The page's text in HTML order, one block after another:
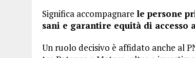
Significa accompagnare le persone
sani e garantire equità di accesso
Un ruolo decisivo è affidato anche al